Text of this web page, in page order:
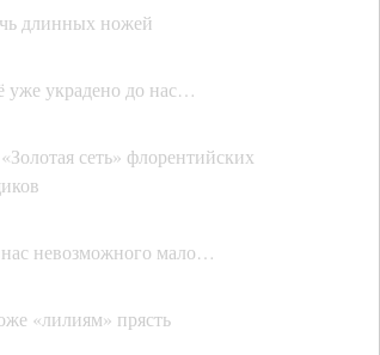
длинных ножей
уже украдено до нас…
сеть» флорентийских
невозможного мало…
«лилиям» прясть